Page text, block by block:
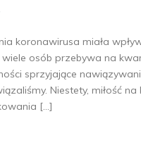
koronawirusa miała
osób przebywa na
sprzyjające
Niestety, miłość
[…]